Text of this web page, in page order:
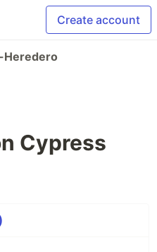
Create account
Heredero
Cypress